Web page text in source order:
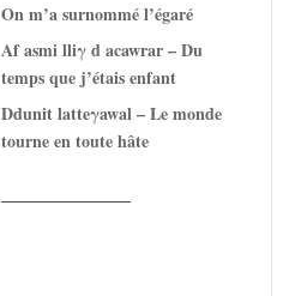
On m’a surnommé l’égaré
Af asmi lliγ d acawrar – Du
temps que j’étais enfant
Ddunit latteγawal – Le monde
tourne en toute hâte
——————